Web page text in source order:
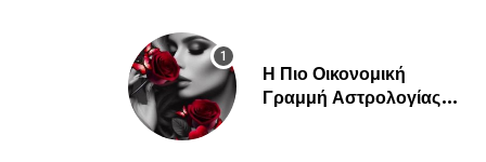
Η Πιο Οικονομική
Γραμμή Αστρολογίας